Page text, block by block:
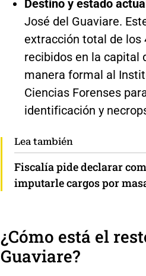
Destino y estado
José del Guaviare.
extracción total de los
recibidos en la capital
manera formal al
Ciencias Forenses
identificación y
Lea también
Fiscalía pide declarar
imputarle cargos por
¿Cómo está el
Guaviare?